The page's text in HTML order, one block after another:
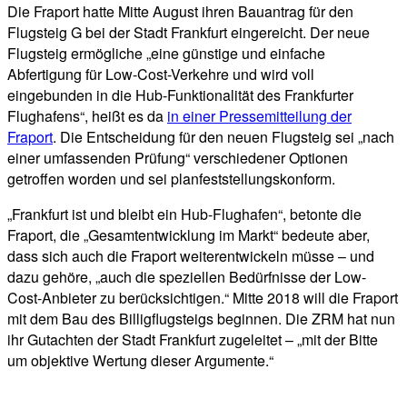
Die Fraport hatte Mitte August ihren Bauantrag für den
Flugsteig G bei der Stadt Frankfurt eingereicht. Der neue
Flugsteig ermögliche „eine günstige und einfache
Abfertigung für Low-Cost-Verkehre und wird voll
eingebunden in die Hub-Funktionalität des Frankfurter
Flughafens“, heißt es da in einer Pressemitteilung der
Fraport. Die Entscheidung für den neuen Flugsteig sei „nach
einer umfassenden Prüfung“ verschiedener Optionen
getroffen worden und sei planfeststellungskonform.
„Frankfurt ist und bleibt ein Hub-Flughafen“, betonte die
Fraport, die „Gesamtentwicklung im Markt“ bedeute aber,
dass sich auch die Fraport weiterentwickeln müsse – und
dazu gehöre, „auch die speziellen Bedürfnisse der Low-
Cost-Anbieter zu berücksichtigen.“ Mitte 2018 will die Fraport
mit dem Bau des Billigflugsteigs beginnen. Die ZRM hat nun
ihr Gutachten der Stadt Frankfurt zugeleitet – „mit der Bitte
um objektive Wertung dieser Argumente.“